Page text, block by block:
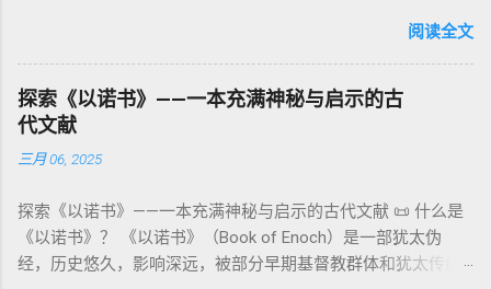
限 第11–15章讲述关于食物、疾病（如大麻风）、体液等“洁净
与不洁”的律例。其目的不是为了迷信或隔离，而是建立 圣洁与
秩序感 ，帮助以色列人活在神的同在中。 “洁净”不是等同于“无
罪”，而是不妨碍与神交往的状态。圣所是神居住之地，进入必
16章描述每年一次的“赎罪日”（Yom Kippur），大祭司进入至
圣所，用血为圣所与百姓遮罪。 这是整卷《利未记》的神学中
心： 神愿意居住在人中间； 罪必须被遮盖才能维持这同在；
神主动提供遮罪之道（两个祭牲，特别是“为耶和华”的与“归于
亚撒泻勒”的）。 这预表...
：以异象回顾以色列史并预示末世。 《以诺书信》（91–108）
：智慧训诫、“祸哉”、义人与恶人的结局等。 提示：另有《二
以诺书》（斯拉夫文）与《三以诺书》（希伯来文），属更晚
期以诺传统，不等同于《一以诺书》。 二、为什么重要？——
它是新约作者与读者共享的“语境词典” 1）新约中的直接/间接
呼应 犹大书14–15 几乎逐字引 1 Enoch 1:9（“主带着千万圣者
的“深渊囚禁”叙事共振。 彼后2:4 用“ 他他路斯 （Tartarus）”指
天使囚禁之所，贴近以诺传统语境。 福音书/启示录 中的“ 人子
来临与天使同来、坐在荣耀宝座审判列国 ”（太24–25；启1、
者”。 ✦ 语法 现象： Elohim 是 一个 复数 形式 （“- im” 后
世 记 1: 1）； 在 其他 语 境 中也 可 用于 复数 意义， 如 指 多
神、 属 灵 存在、 审判 官 等； 因此， 需 借助 上下文 判断 语
义 和 神学 定位 。 二、 希伯来 圣经 中 Elohim 的 主要 用法 与
示例 分类 类型 用法 说明 示例 经文 含义 1. 真神 指 以色列 的
所 崇拜 的 神祇 出 20: 3 假 神/ 偶像（ gods） 3. 属 灵 存在
神 的 众 子、 天使、 神圣 议会 成员 诗 82: 1, 申 32: 8– 9
神圣 存在（ divine beings） 4. 法官 被 委托 施行 神 审判者 出
阅读全文
探索《以诺书》——一本充满神秘与启示的古
代文献
三月 06, 2025
探索《以诺书》——一本充满神秘与启示的古代文献 📜 什么是
《以诺书》？ 《以诺书》（Book of Enoch）是一部犹太伪
经，历史悠久，影响深远，被部分早期基督教群体和犹太传统